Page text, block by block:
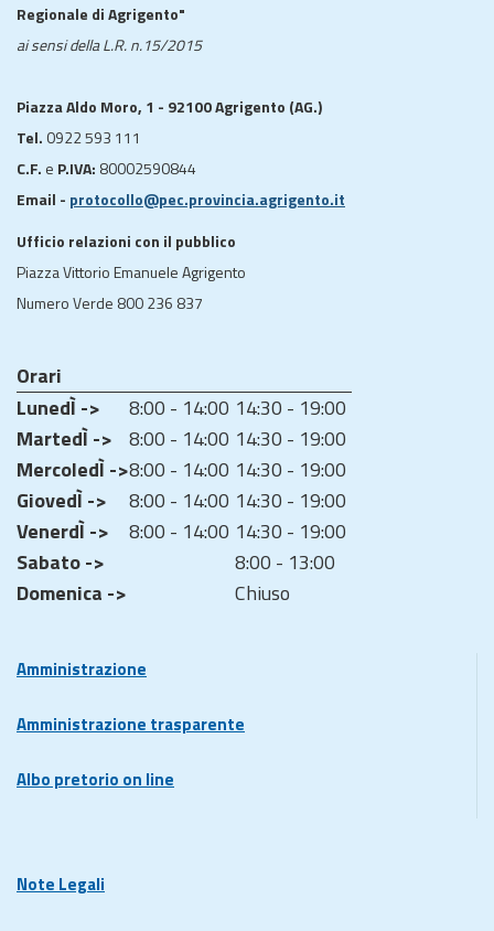
Regionale di Agrigento"
ai sensi della L.R. n.15/2015
Piazza Aldo Moro, 1 - 92100 Agrigento (AG.)
Tel. 0922 593 111
C.F. e P.IVA: 80002590844
Email - protocollo@pec.provincia.agrigento.it
Ufficio relazioni con il pubblico
Piazza Vittorio Emanuele Agrigento
Numero Verde 800 236 837
Orari
LunedÌ ->
8:00 - 14:00 14:30 - 19:00
MartedÌ -> 8:00 - 14:00 14:30 - 19:00
MercoledÌ ->8:00 - 14:00 14:30 - 19:00
GiovedÌ ->
8:00 - 14:00 14:30 - 19:00
VenerdÌ ->
8:00 - 14:00 14:30 - 19:00
Sabato ->
8:00 - 13:00
Domenica ->
Chiuso
Amministrazione
Amministrazione trasparente
Albo pretorio on line
Note Legali